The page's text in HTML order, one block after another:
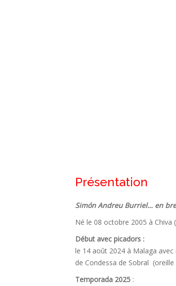
Présentation
Simón Andreu Burriel… en
Né le 08 octobre 2005 à Chiva
Début avec picadors :
le 14 août 2024 à Malaga avec
de Condessa de Sobral
Temporada 2025 :